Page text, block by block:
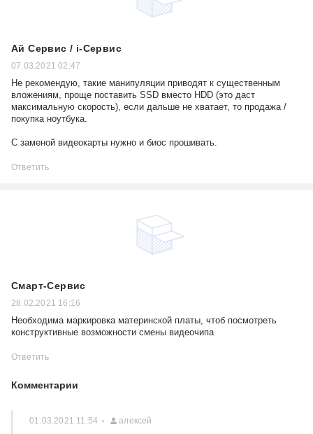
Ай Сервис / i-Сервис
07.03.2021 02:47
Не рекомендую, такие манипуляции приводят к существенным
вложениям, проще поставить SSD вместо HDD (это даст
максимальную скорость), если дальше не хватает, то продажа /
покупка ноутбука.
С заменой видеокарты нужно и биос прошивать.
Ответить
Смарт-Сервис
28.02.2021 16:16
Необходима маркировка материнской платы, чтоб посмотреть
конструктивные возможности смены видеочипа
Ответить
Комментарии
01.03.2021 11:54 алексей